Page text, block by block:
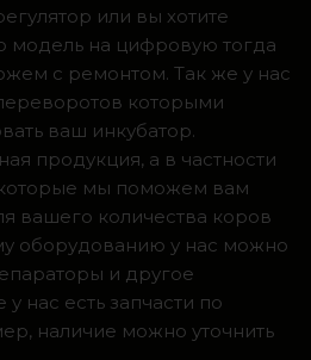
или вы хотите
модель на цифровую тогда
с ремонтом. Так же у нас
которыми
ваш инкубатор.
продукция, а в частности
мы поможем вам
вашего количества коров
оборудованию у нас можно
и другое
нас есть запчасти по
наличие можно уточнить